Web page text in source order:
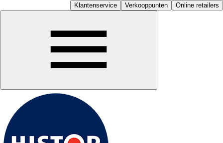
Klantenservice Verkooppunten Online retailers